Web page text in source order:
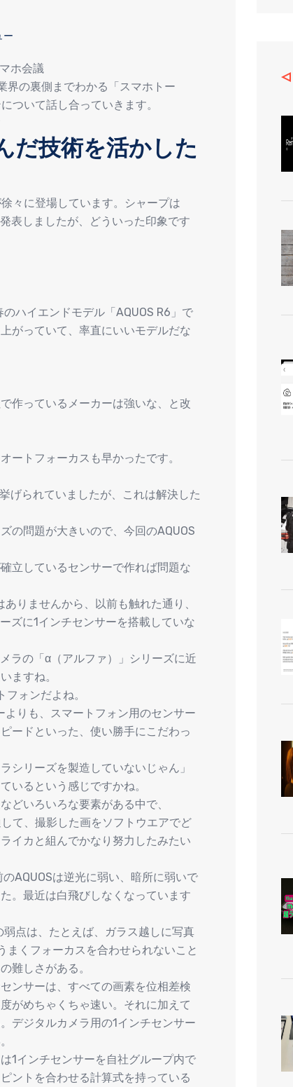
ー
ホ会議
界の裏側までわかる「スマホトー
ついて話し合っていきます。
だ技術を活かした
々に登場しています。シャープは
表しましたが、どういった印象です
ハイエンドモデル「AQUOS R6」で
がっていて、率直にいいモデルだな
作っているメーカーは強いな、と改
ートフォーカスも早かったです。
げられていましたが、これは解決した
の問題が大きいので、今回のAQUOS
立しているセンサーで作れば問題な
りませんから、以前も触れた通り、
ズに1インチセンサーを搭載していな
ラの「α（アルファ）」シリーズに近
ますね。
ォンだよね。
りも、スマートフォン用のセンサー
ードといった、使い勝手にこだわっ
シリーズを製造していないじゃん」
いるという感じですかね。
どいろいろな要素がある中で、
て、撮影した画をソフトウエアでど
イカと組んでかなり努力したみたい
AQUOSは逆光に弱い、暗所に弱いで
。最近は白飛びしなくなっています
点は、たとえば、ガラス越しに写真
まくフォーカスを合わせられないこと
難しさがある。
ンサーは、すべての画素を位相差検
がめちゃくちゃ速い。それに加えて
デジタルカメラ用の1インチセンサー
1インチセンサーを自社グループ内で
ントを合わせる計算式を持っている